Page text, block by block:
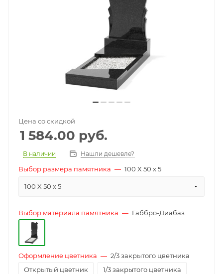
Цена со скидкой
1 584.00 руб.
В наличии Нашли дешевле?
Выбор размера памятника — 100 X 50 x 5
100 X 50 x 5
Выбор материала памятника — Габбро-Диабаз
Оформление цветника — 2/3 закрытого цветника
Открытый цветник
1/3 закрытого цветника